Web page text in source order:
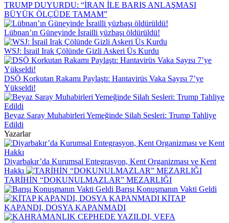
TRUMP DUYURDU: “İRAN İLE BARIŞ ANLAŞMASI
BÜYÜK ÖLÇÜDE TAMAM”
Lübnan’ın Güneyinde İsrailli yüzbaşı öldürüldü!
WSJ: İsrail Irak Çölünde Gizli Askeri Üs Kurdu
DSÖ Korkutan Rakamı Paylaştı: Hantavirüs Vaka Sayısı 7’ye
Yükseldi!
Beyaz Saray Muhabirleri Yemeğinde Silah Sesleri: Trump Tahliye
Edildi
Yazarlar
Diyarbakır’da Kurumsal Entegrasyon, Kent Organizması ve Kent
Hakkı
TARİHİN “DOKUNULMAZLAR” MEZARLIĞI
Barışı Konuşmanın Vakti Geldi
KİTAP
KAPANDI, DOSYA KAPANMADI